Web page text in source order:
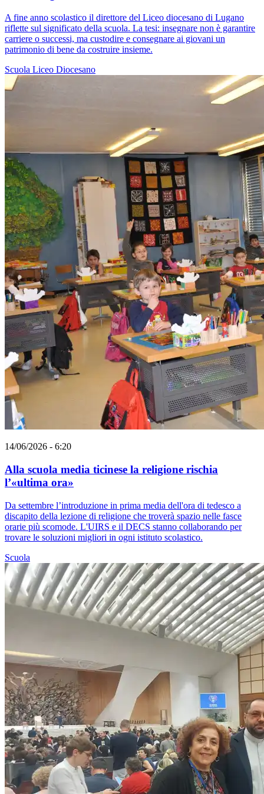
A fine anno scolastico il direttore del Liceo diocesano di Lugano
riflette sul significato della scuola. La tesi: insegnare non è garantire
carriere o successi, ma custodire e consegnare ai giovani un
patrimonio di bene da costruire insieme.
Scuola Liceo Diocesano
14/06/2026 - 6:20
Alla scuola media ticinese la religione rischia
l’«ultima ora»
Da settembre l’introduzione in prima media dell'ora di tedesco a
discapito della lezione di religione che troverà spazio nelle fasce
orarie più scomode. L'UIRS e il DECS stanno collaborando per
trovare le soluzioni migliori in ogni istituto scolastico.
Scuola